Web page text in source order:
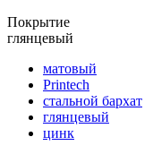
Покрытие
глянцевый
матовый
Printech
стальной бархат
глянцевый
цинк